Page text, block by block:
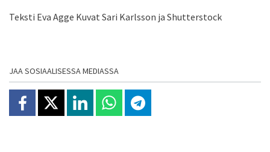
Teksti Eva Agge Kuvat Sari Karlsson ja Shutterstock
JAA SOSIAALISESSA MEDIASSA
Jaa Facebookissa
Jaa X:ssäJaa Linkedinissä
Jaa Whatsappissa
Jaa Telegramissa